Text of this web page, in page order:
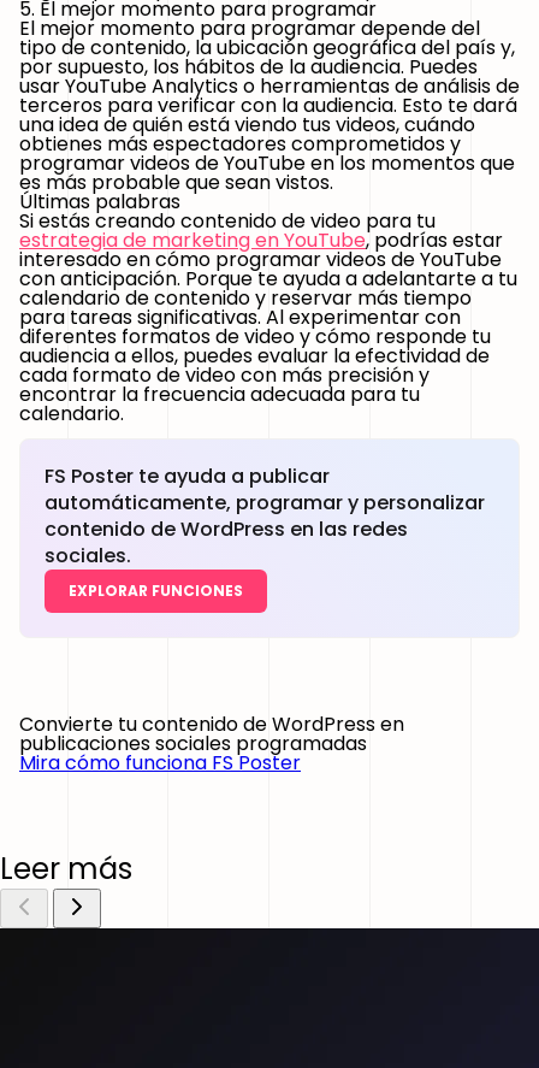
5. El mejor momento para programar
El mejor momento para programar depende del
tipo de contenido, la ubicación geográfica del país y,
por supuesto, los hábitos de la audiencia. Puedes
usar YouTube Analytics o herramientas de análisis de
terceros para verificar con la audiencia. Esto te dará
una idea de quién está viendo tus videos, cuándo
obtienes más espectadores comprometidos y
programar videos de YouTube en los momentos que
es más probable que sean vistos.
Últimas palabras
Si estás creando contenido de video para tu
estrategia de marketing en YouTube, podrías estar
interesado en cómo programar videos de YouTube
con anticipación. Porque te ayuda a adelantarte a tu
calendario de contenido y reservar más tiempo
para tareas significativas. Al experimentar con
diferentes formatos de video y cómo responde tu
audiencia a ellos, puedes evaluar la efectividad de
cada formato de video con más precisión y
encontrar la frecuencia adecuada para tu
calendario.
FS Poster te ayuda a publicar
automáticamente, programar y personalizar
contenido de WordPress en las redes
sociales.
EXPLORAR FUNCIONES
Convierte tu contenido de WordPress en
publicaciones sociales programadas
Mira cómo funciona FS Poster
Leer más